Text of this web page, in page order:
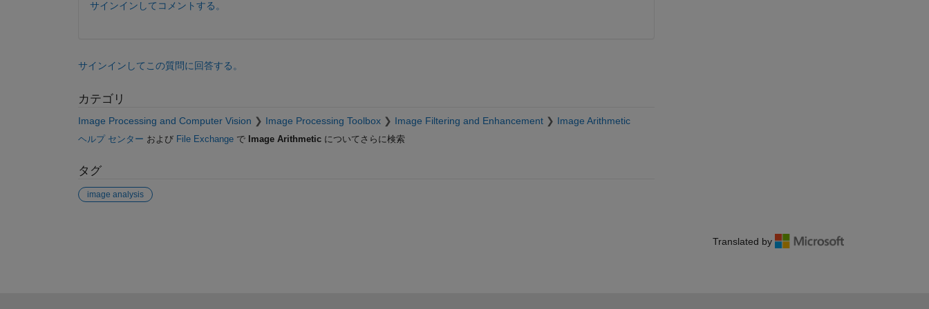
サインインしてコメントする。
サインインしてこの質問に回答する。
カテゴリ
Image Processing and Computer Vision Image Processing Toolbox Image Filtering and Enhancement Image Arithmetic
ヘルプ センター および File Exchangeで Image Arithmeticについてさらに検索
タグ
image analysis
Translated by